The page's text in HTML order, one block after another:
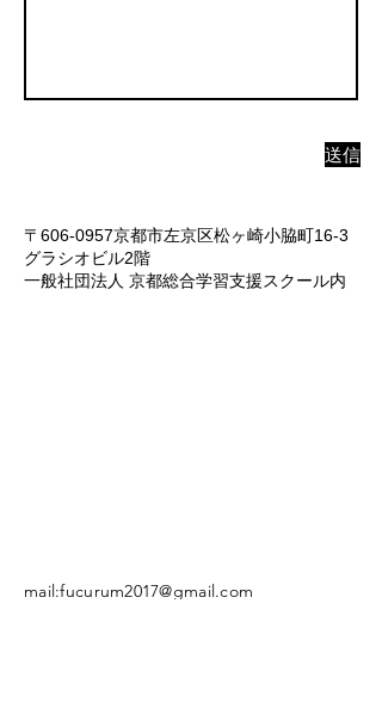
送信
〒606-0957京都市左京区松ヶ崎小脇町16-3
グラシオビル2階
一般社団法人 京都総合学習支援スクール内
mail:fucurum2017@gmail.com